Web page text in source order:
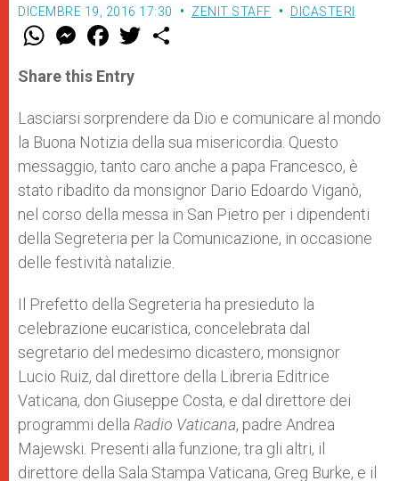
DICEMBRE 19, 2016 17:30 ZENIT STAFF DICASTERI
W
t
s
p
p
M
e
s
e
g
e
r
F
a
e
b
o
k
w
r
Share this Entry
Lasciarsi sorprendere da Dio e comunicare al mondo
la Buona Notizia della sua misericordia. Questo
messaggio, tanto caro anche a papa Francesco, è
stato ribadito da monsignor Dario Edoardo Viganò,
nel corso della messa in San Pietro per i dipendenti
della Segreteria per la Comunicazione, in occasione
delle festività natalizie.
Il Prefetto della Segreteria ha presieduto la
celebrazione eucaristica, concelebrata dal
segretario del medesimo dicastero, monsignor
Lucio Ruiz, dal direttore della Libreria Editrice
Vaticana, don Giuseppe Costa, e dal direttore dei
programmi della Radio Vaticana, padre Andrea
Majewski. Presenti alla funzione, tra gli altri, il
direttore della Sala Stampa Vaticana, Greg Burke, e il